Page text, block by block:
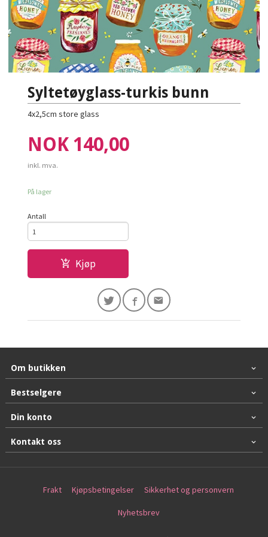
Syltetøyglass-turkis bunn
4x2,5cm store glass
Pris
NOK 140,00
inkl. mva.
På lager
Antall
Kjøp
Om butikken
Bestselgere
Din konto
Kontakt oss
Frakt Kjøpsbetingelser Sikkerhet og personvern
Nyhetsbrev